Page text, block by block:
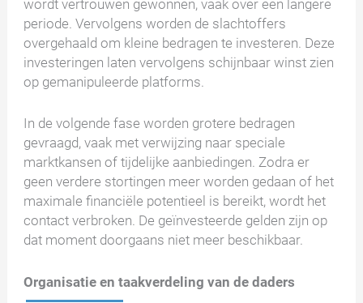
wordt vertrouwen gewonnen, vaak over een langere
periode. Vervolgens worden de slachtoffers
overgehaald om kleine bedragen te investeren. Deze
investeringen laten vervolgens schijnbaar winst zien
op gemanipuleerde platforms.
In de volgende fase worden grotere bedragen
gevraagd, vaak met verwijzing naar speciale
marktkansen of tijdelijke aanbiedingen. Zodra er
geen verdere stortingen meer worden gedaan of het
maximale financiële potentieel is bereikt, wordt het
contact verbroken. De geïnvesteerde gelden zijn op
dat moment doorgaans niet meer beschikbaar.
Organisatie en taakverdeling van de daders